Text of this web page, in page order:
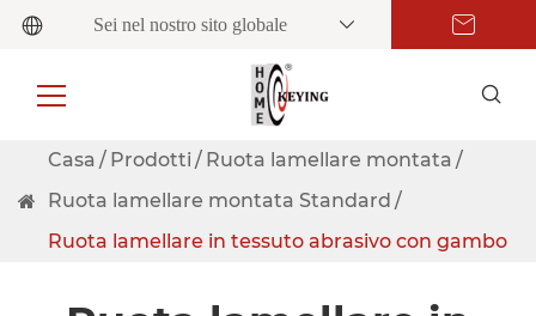
Sei nel nostro sito globale
Casa Prodotti
Ruota lamellare montata
Ruota lamellare montata Standard
Ruota lamellare in tessuto abrasivo con gambo